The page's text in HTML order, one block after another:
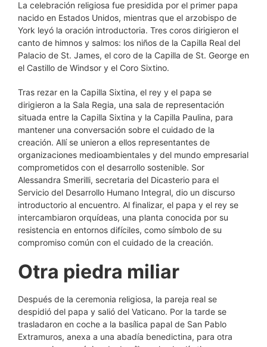
La celebración religiosa fue presidida por el primer papa
nacido en Estados Unidos, mientras que el arzobispo de
York leyó la oración introductoria. Tres coros dirigieron el
canto de himnos y salmos: los niños de la Capilla Real del
Palacio de St. James, el coro de la Capilla de St. George en
el Castillo de Windsor y el Coro Sixtino.
Tras rezar en la Capilla Sixtina, el rey y el papa se
dirigieron a la Sala Regia, una sala de representación
situada entre la Capilla Sixtina y la Capilla Paulina, para
mantener una conversación sobre el cuidado de la
creación. Allí se unieron a ellos representantes de
organizaciones medioambientales y del mundo empresarial
comprometidos con el desarrollo sostenible. Sor
Alessandra Smerilli, secretaria del Dicasterio para el
Servicio del Desarrollo Humano Integral, dio un discurso
introductorio al encuentro. Al finalizar, el papa y el rey se
intercambiaron orquídeas, una planta conocida por su
resistencia en entornos difíciles, como símbolo de su
compromiso común con el cuidado de la creación.
Otra piedra miliar
Después de la ceremonia religiosa, la pareja real se
despidió del papa y salió del Vaticano. Por la tarde se
trasladaron en coche a la basílica papal de San Pablo
Extramuros, anexa a una abadía benedictina, para otra